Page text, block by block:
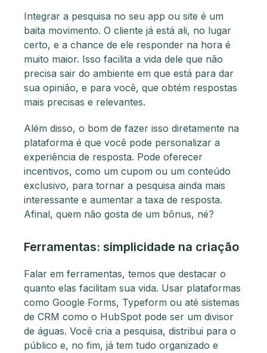
Integrar a pesquisa no seu app ou site é um
baita movimento. O cliente já está ali, no lugar
certo, e a chance de ele responder na hora é
muito maior. Isso facilita a vida dele que não
precisa sair do ambiente em que está para dar
sua opinião, e para você, que obtém respostas
mais precisas e relevantes.
Além disso, o bom de fazer isso diretamente na
plataforma é que você pode personalizar a
experiência de resposta. Pode oferecer
incentivos, como um cupom ou um conteúdo
exclusivo, para tornar a pesquisa ainda mais
interessante e aumentar a taxa de resposta.
Afinal, quem não gosta de um bônus, né?
Ferramentas: simplicidade na criação
Falar em ferramentas, temos que destacar o
quanto elas facilitam sua vida. Usar plataformas
como Google Forms, Typeform ou até sistemas
de CRM como o HubSpot pode ser um divisor
de águas. Você cria a pesquisa, distribui para o
público e, no fim, já tem tudo organizado e